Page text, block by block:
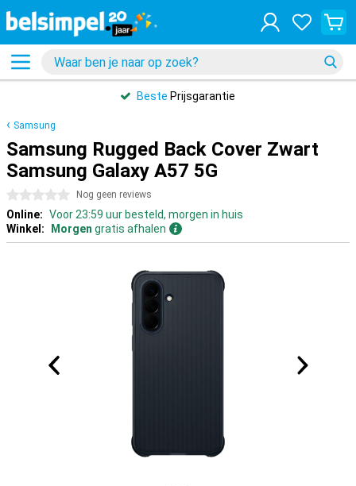
Beste Prijsgarantie
Samsung
Samsung Rugged Back Cover Zwart
Samsung Galaxy A57 5G
0 sterren Nog geen reviews
Online: Voor 23:59 uur besteld, morgen in huis
Winkel:
Morgen gratis afhalen